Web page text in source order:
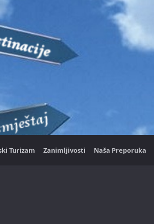
Turizam Zanimljivosti Naša Preporuka